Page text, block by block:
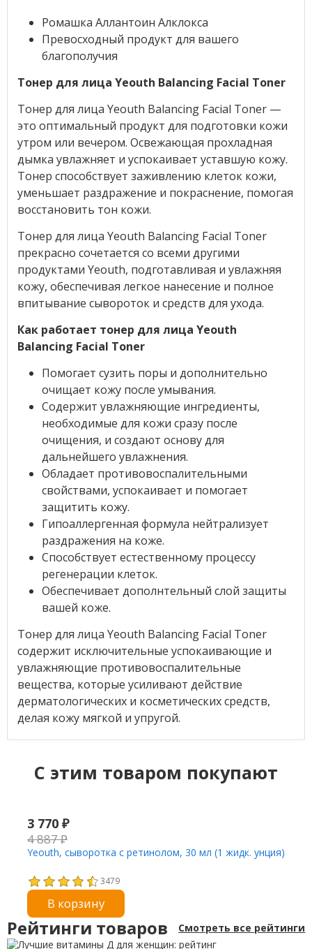
Ромашка Аллантоин Алклокса
Превосходный продукт для вашего
благополучия
Тонер для лица Yeouth Balancing Facial Toner
Тонер для лица Yeouth Balancing Facial Toner —
это оптимальный продукт для подготовки кожи
утром или вечером. Освежающая прохладная
дымка увлажняет и успокаивает уставшую кожу.
Тонер способствует заживлению клеток кожи,
уменьшает раздражение и покраснение, помогая
восстановить тон кожи.
Тонер для лица Yeouth Balancing Facial Toner
прекрасно сочетается со всеми другими
продуктами Yeouth, подготавливая и увлажняя
кожу, обеспечивая легкое нанесение и полное
впитывание сывороток и средств для ухода.
Как работает тонер для лица Yeouth
Balancing Facial Toner
Помогает сузить поры и дополнительно
очищает кожу после умывания.
Содержит увлажняющие ингредиенты,
необходимые для кожи сразу после
очищения, и создают основу для
дальнейшего увлажнения.
Обладает противовоспалительными
свойствами, успокаивает и помогает
защитить кожу.
Гипоаллергенная формула нейтрализует
раздражения на коже.
Способствует естественному процессу
регенерации клеток.
Обеспечивает дополнтельный слой защиты
вашей коже.
Тонер для лица Yeouth Balancing Facial Toner
содержит исключительные успокаивающие и
увлажняющие противовоспалительные
вещества, которые усиливают действие
дерматологических и косметических средств,
делая кожу мягкой и упругой.
C этим товаром покупают
3 770 ₽
4 887₽
Yeouth, сыворотка с ретинолом, 30 мл (1 жидк. унция)
3479
В корзину
Рейтинги товаров Смотреть все рейтинги